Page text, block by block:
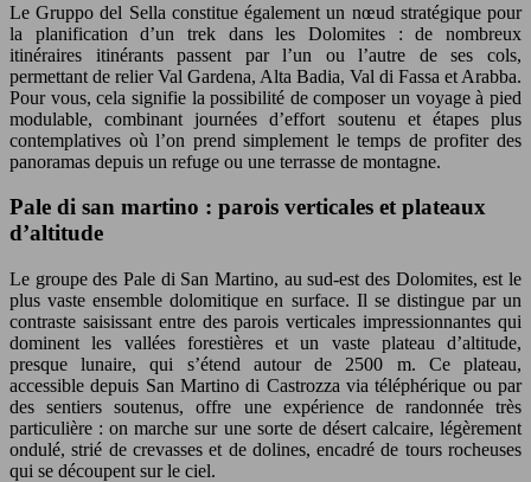
Le Gruppo del Sella constitue également un nœud stratégique pour
la planification d’un trek dans les Dolomites : de nombreux
itinéraires itinérants passent par l’un ou l’autre de ses cols,
permettant de relier Val Gardena, Alta Badia, Val di Fassa et Arabba.
Pour vous, cela signifie la possibilité de composer un voyage à pied
modulable, combinant journées d’effort soutenu et étapes plus
contemplatives où l’on prend simplement le temps de profiter des
panoramas depuis un refuge ou une terrasse de montagne.
Pale di san martino : parois verticales et plateaux
d’altitude
Le groupe des Pale di San Martino, au sud-est des Dolomites, est le
plus vaste ensemble dolomitique en surface. Il se distingue par un
contraste saisissant entre des parois verticales impressionnantes qui
dominent les vallées forestières et un vaste plateau d’altitude,
presque lunaire, qui s’étend autour de 2500 m. Ce plateau,
accessible depuis San Martino di Castrozza via téléphérique ou par
des sentiers soutenus, offre une expérience de randonnée très
particulière : on marche sur une sorte de désert calcaire, légèrement
ondulé, strié de crevasses et de dolines, encadré de tours rocheuses
qui se découpent sur le ciel.